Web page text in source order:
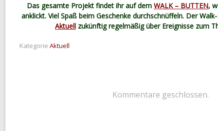
Das gesamte Projekt findet ihr auf dem WALK – BUTTEN,
anklickt. Viel Spaß beim Geschenke durchschnüffeln. Der
Aktuell zukünftig regelmäßig über Ereignisse zum
Kategorie Aktuell
Kommentare geschlossen.